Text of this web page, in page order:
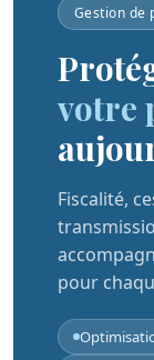
Gestion de
votre
Fiscalité,
pour